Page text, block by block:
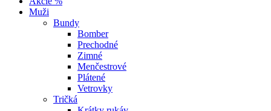
Muži
Bundy
Bomber
Prechodné
Zimné
Menčestrové
Plátené
Vetrovky
Tričká